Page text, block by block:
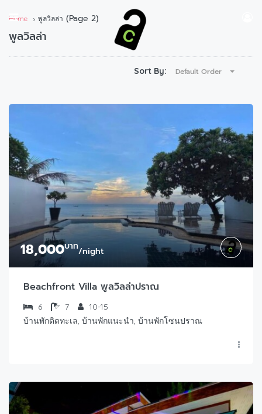
Home พูลวิลล่า (Page 2)
พูลวิลล่า
Sort By: Default Order
18,000บาท/night
Beachfront Villa พูลวิลล่าปราณ
6 7
10-15
บ้านพักติดทะเล, บ้านพักแนะนำ, บ้านพักโซนปราณ